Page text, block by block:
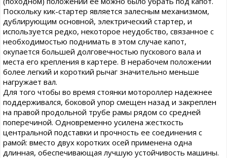
Поскольку кик-стартер является залесным механизмом,
дублирующим основной, электрический стартер, и
используется редко, некоторое неудобство, связанное с
необходимостью поднимать в этом случае капот,
окупается большей долговечностью пускового вала и
места его крепления в картере. В нерабочем положении
более легкий и короткий рычаг значительно меньше
нагружает вал.
Для того чтобы во время стоянки мотороллер надежнее
поддерживался, боковой упор смещен назад и закреплен
на правой продольной трубе рамы рядом со средней
поперечиной. Одновременно усилена жесткость
центральной подставки и прочность ее соединения с
рамой: вместо двух коротких осей применена одна
длинная, обеспечивающая лучшую устойчивость машины.